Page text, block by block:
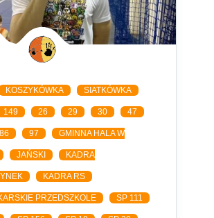
KOSZYKÓWKA SIATKÓWKA
149 26 29 30 47
86 97 GMINNA HALA W
JAŃSKI KADRA
KADRA RS
PRZEDSZKOLE SP 111